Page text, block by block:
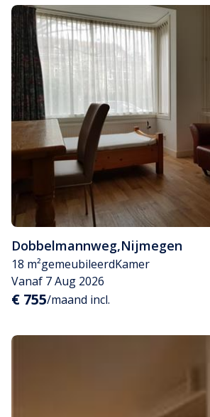
Dobbelmannweg,Nijmegen
18 m²gemeubileerdKamer
Vanaf 7 Aug 2026
€ 755/maand incl.